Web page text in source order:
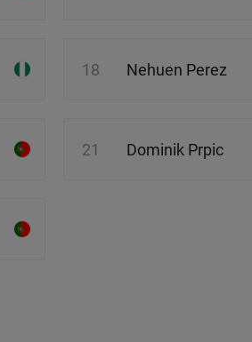
18 Nehuen Perez
21 Dominik Prpic